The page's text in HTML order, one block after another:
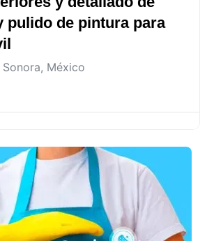
pulido de pintura para
Sonora, México